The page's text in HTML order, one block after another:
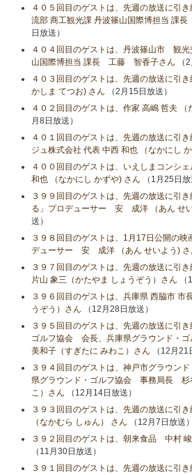
４０５回目のゲストは、先週の放送に引
流部 商工観光課 丹波篠山国際博担当 課
日放送）
４０４回目のゲストは、丹波篠山市 観光
山国際博担当 課長 工藤 智香子さん （
４０３回目のゲストは、先週の放送に引
かしま てつお) さん （2月15日放送）
４０２回目のゲストは、作家 高嶋 哲夫 （
月8日放送）
４０１回目のゲストは、先週の放送に引
ジュ株式会社 代表 中西 和也 （なかにし
４００回目のゲストは、いえしまコンシ
和也 （なかにし かずや) さん （1月25日放
３９９回目のゲストは、先週の放送に引
る」プロデューサー 安 成洋 （あん せ
送）
３９８回目のゲストは、1月17日公開の映
デューサー 安 成洋 （あん せいよう) さ
３９７回目のゲストは、先週の放送に引
片山 象三（かたやま しょうぞう）さん （
３９６回目のゲストは、兵庫県 西脇市 市
うぞう）さん （12月28日放送）
３９５回目のゲストは、先週の放送に引
ゴルフ協会 会長、兵庫県グラウンド・
美和子（すぎたに みわこ）さん （12月21
３９４回目のゲストは、神戸市グラウン
県グラウンド・ゴルフ協会 事務局長 杉
こ）さん （12月14日放送）
３９３回目のゲストは、先週の放送に引
（なかむら しゅん） さん （12月7日放送）
３９２回目のゲストは、朝来食品 中村
（11月30日放送）
３９１回目のゲストは、先週の放送に引